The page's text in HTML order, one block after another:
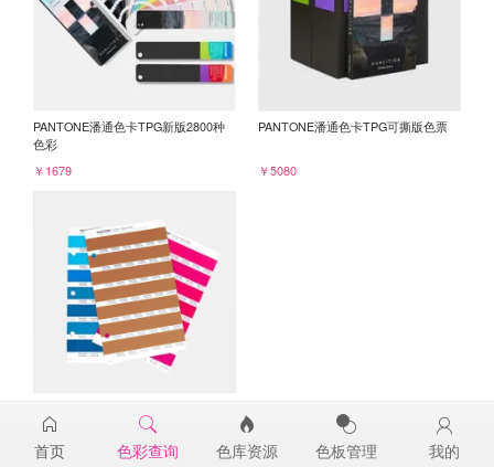
PANTONE潘通色卡TPG新版2800种
色彩
￥1679
PANTONE潘通色卡TPG可撕版色票
￥5080
17-1342TPG
￥98
首页 色彩查询 色库资源 色板管理 我的